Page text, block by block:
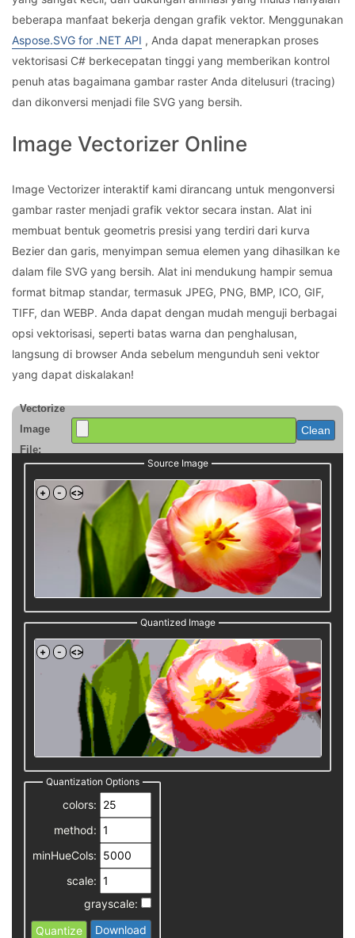
beberapa manfaat bekerja dengan grafik vektor. Menggunakan
Aspose.SVG for .NET API , Anda dapat menerapkan proses
vektorisasi C# berkecepatan tinggi yang memberikan kontrol
penuh atas bagaimana gambar raster Anda ditelusuri (tracing)
dan dikonversi menjadi file SVG yang bersih.
Image Vectorizer Online
Image Vectorizer interaktif kami dirancang untuk mengonversi
gambar raster menjadi grafik vektor secara instan. Alat ini
membuat bentuk geometris presisi yang terdiri dari kurva
Bezier dan garis, menyimpan semua elemen yang dihasilkan ke
dalam file SVG yang bersih. Alat ini mendukung hampir semua
format bitmap standar, termasuk JPEG, PNG, BMP, ICO, GIF,
TIFF, dan WEBP. Anda dapat dengan mudah menguji berbagai
opsi vektorisasi, seperti batas warna dan penghalusan,
langsung di browser Anda sebelum mengunduh seni vektor
yang dapat diskalakan!
Vectorize
Image
File:
Clean
Source Image
Quantized Image
Quantization Options
colors:
method:
minHueCols:
scale:
grayscale:
Quantize
Download